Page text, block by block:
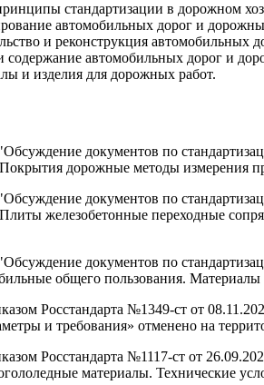
стандартизации в дорожном
автомобильных дорог и
и реконструкция автомобильных
автомобильных дорог и
и изделия для дорожных работ.
документов по
дорожные методы измерения
документов по
железобетонные переходные
документов по
общего пользования.
Росстандарта №1349-ст от
и требования» отменено на
Росстандарта №1117-ст от
материалы. Технические